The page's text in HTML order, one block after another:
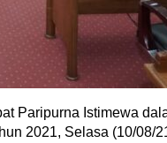
Paripurna Istimewa
2021, Selasa (10/08/